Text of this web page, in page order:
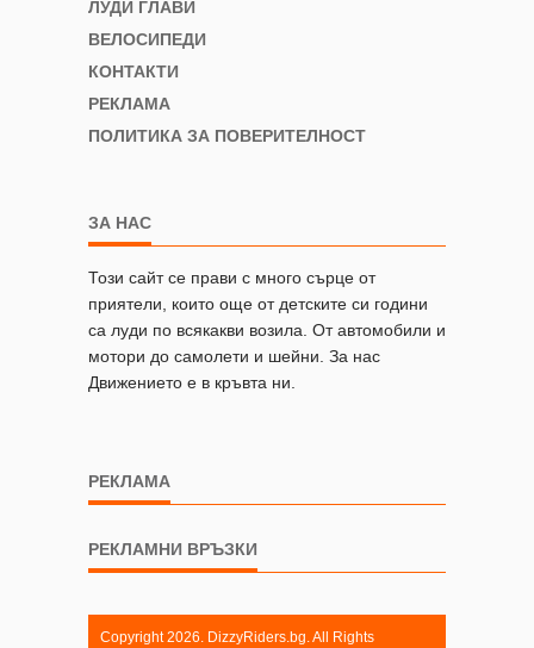
ЛУДИ ГЛАВИ
ВЕЛОСИПЕДИ
КОНТАКТИ
РЕКЛАМА
ПОЛИТИКА ЗА ПОВЕРИТЕЛНОСТ
ЗА НАС
Този сайт се прави с много сърце от
приятели, които още от детските си години
са луди по всякакви возила. От автомобили и
мотори до самолети и шейни. За нас
Движението е в кръвта ни.
РЕКЛАМА
РЕКЛАМНИ ВРЪЗКИ
Copyright 2026. DizzyRiders.bg. All Rights